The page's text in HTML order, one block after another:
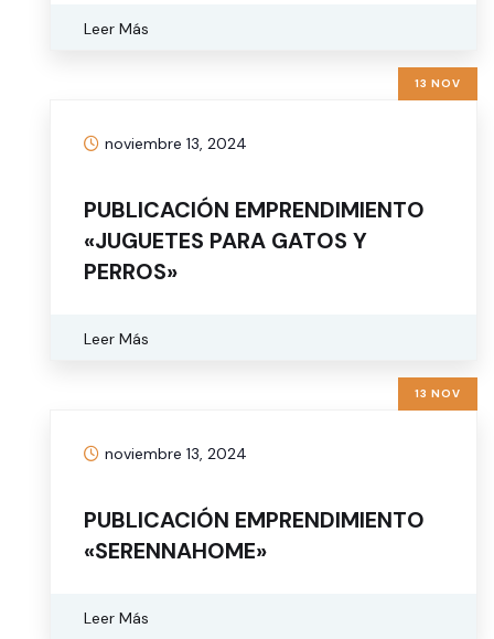
Leer Más
13 NOV
noviembre 13, 2024
PUBLICACIÓN EMPRENDIMIENTO
«JUGUETES PARA GATOS Y
PERROS»
Leer Más
13 NOV
noviembre 13, 2024
PUBLICACIÓN EMPRENDIMIENTO
«SERENNAHOME»
Leer Más